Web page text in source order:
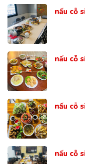
nấu cỗ
nấu cỗ
nấu cỗ
nấu cỗ